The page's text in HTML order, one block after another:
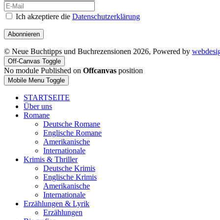
Ich akzeptiere die Datenschutzerklärung
Abonnieren
© Neue Buchtipps und Buchrezensionen 2026, Powered by
Off-Canvas Toggle
No module Published on Offcanvas position
Mobile Menu Toggle
STARTSEITE
Über uns
Romane
Deutsche Romane
Englische Romane
Amerikanische
Internationale
Krimis & Thriller
Deutsche Krimis
Englische Krimis
Amerikanische
Internationale
Erzählungen & Lyrik
Erzählungen